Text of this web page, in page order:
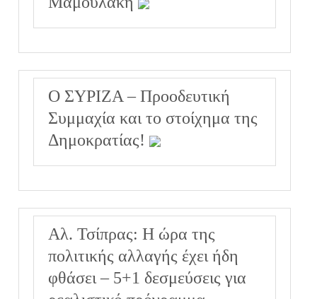
Ο ΣΥΡΙΖΑ – Προοδευτική
Συμμαχία και το στοίχημα της
Δημοκρατίας!
Αλ. Τσίπρας: Η ώρα της
πολιτικής αλλαγής έχει ήδη
φθάσει – 5+1 δεσμεύσεις για